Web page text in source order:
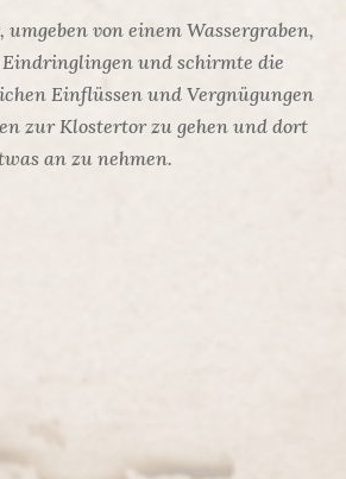
von einem Wassergraben,
Eindringlingen und schirmte die
Einflüssen und Vergnügungen
zur Klostertor zu gehen und dort
an zu nehmen.